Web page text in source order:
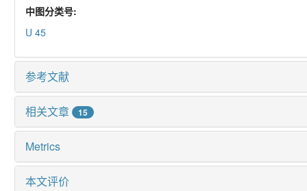
中图分类号:
U 45
参考文献
相关文章 15
Metrics
本文评价